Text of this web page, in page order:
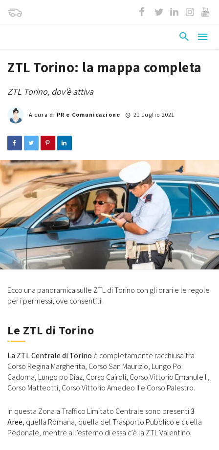
ZTL Torino: la mappa completa
ZTL Torino, dov'è attiva
A cura di PR e Comunicazione 21 Luglio 2021
Ecco una panoramica sulle ZTL di Torino con gli orari e le regole
per i permessi, ove consentiti.
Le ZTL di Torino
La ZTL Centrale di Torino è completamente racchiusa tra
Corso Regina Margherita, Corso San Maurizio, Lungo Po
Cadorna, Lungo po Diaz, Corso Cairoli, Corso Vittorio Emanule II,
Corso Matteotti, Corso Vittorio Amedeo II e Corso Palestro.
In questa Zona a Traffico Limitato Centrale sono presenti3
Aree, quella Romana, quella del Trasporto Pubblico e quella
Pedonale, mentre all’esterno di essa c’è la ZTL Valentino.